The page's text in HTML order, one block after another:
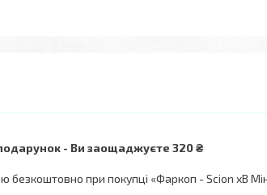
Ви заощаджуєте 320 ₴
безкоштовно при покупці «Фаркоп - Scion xB